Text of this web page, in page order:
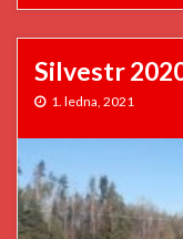
Silvestr
1. ledna, 2021